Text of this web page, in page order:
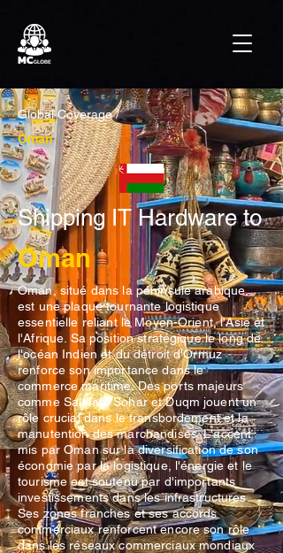
Global Coverage /
Oman
Shipping IT Hardware to
Oman
Oman, situé dans la péninsule arabique,
est une plaque tournante logistique
essentielle reliant le Moyen-Orient, l'Asie et
l'Afrique. Sa position stratégique le long de
l'océan Indien et du détroit d'Ormuz
renforce son importance dans le
commerce maritime. Des ports majeurs
comme Salalah, Sohar et Duqm jouent un
rôle crucial dans le transbordement et la
manutention des marchandises. L'accent
mis par Oman sur la diversification de son
économie par la logistique, l'énergie et le
tourisme est soutenu par d'importants
investissements dans les infrastructures.
Ses zones franches et ses accords
commerciaux renforcent encore son rôle
dans les réseaux commerciaux mondiaux